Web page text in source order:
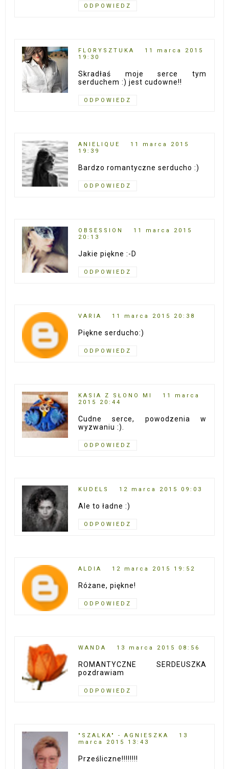
ODPOWIEDZ
FLORYSZTUKA
11 marca 2015
19:30
Skradłaś moje serce tym
serduchem :) jest cudowne!!
ODPOWIEDZ
ANIELIQUE
11 marca 2015
19:39
Bardzo romantyczne serducho :)
ODPOWIEDZ
OBSESSION
11 marca 2015
20:13
Jakie piękne :-D
ODPOWIEDZ
VARIA 11 marca 2015 20:38
Piękne serducho:)
ODPOWIEDZ
KASIA Z SŁONO MI
11 marca
2015 20:44
Cudne serce, powodzenia w
wyzwaniu :).
ODPOWIEDZ
KUDELS 12 marca 2015 09:03
Ale to ładne :)
ODPOWIEDZ
ALDIA 12 marca 2015 19:52
Różane, piękne!
ODPOWIEDZ
WANDA 13 marca 2015 08:56
ROMANTYCZNE SERDEUSZKA
pozdrawiam
ODPOWIEDZ
"SZALKA" - AGNIESZKA
13
marca 2015 13:43
Prześliczne!!!!!!!!